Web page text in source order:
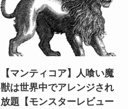
【マンティコア】人喰い魔
獣は世界中でアレンジされ
放題【モンスターレビュー